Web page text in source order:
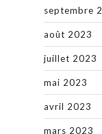
septembre
août 2023
juillet 2023
mai 2023
avril 2023
mars 2023